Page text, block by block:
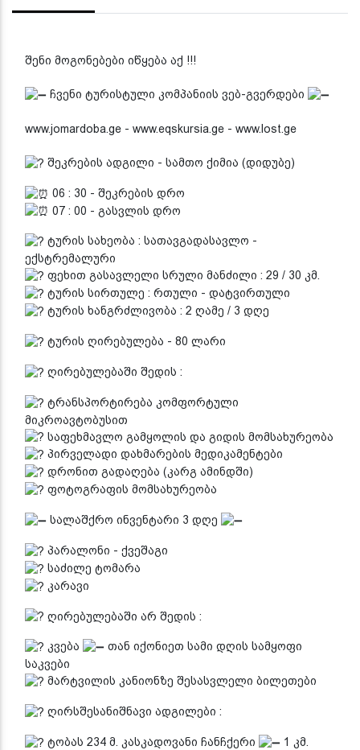
შენი მოგონებები იწყება აქ !!!
ჩვენი ტურისტული კომპანიის ვებ-გვერდები
www.jomardoba.ge - www.eqskursia.ge - www.lost.ge
შეკრების ადგილი - სამთო ქიმია (დიდუბე)
06 : 30 - შეკრების დრო
07 : 00 - გასვლის დრო
ტურის სახეობა : სათავგადასავლო -
ექსტრემალური
ფეხით გასავლელი სრული მანძილი : 29 / 30 კმ.
ტურის სირთულე : რთული - დატვირთული
ტურის ხანგრძლივობა : 2 ღამე / 3 დღე
ტურის ღირებულება - 80 ლარი
ღირებულებაში შედის :
ტრანსპორტირება კომფორტული
მიკროავტობუსით
საფეხმავლო გამყოლის და გიდის მომსახურეობა
პირველადი დახმარების მედიკამენტები
დრონით გადაღება (კარგ ამინდში)
ფოტოგრაფის მომსახურეობა
სალაშქრო ინვენტარი 3 დღე
პარალონი - ქვეშაგი
საძილე ტომარა
კარავი
ღირებულებაში არ შედის :
კვება
თან იქონიეთ სამი დღის სამყოფი
საკვები
მარტვილის კანიონზე შესასვლელი ბილეთები
ღირსშესანიშნავი ადგილები :
ტობას 234 მ. კასკადოვანი ჩანჩქერი
1 კმ.